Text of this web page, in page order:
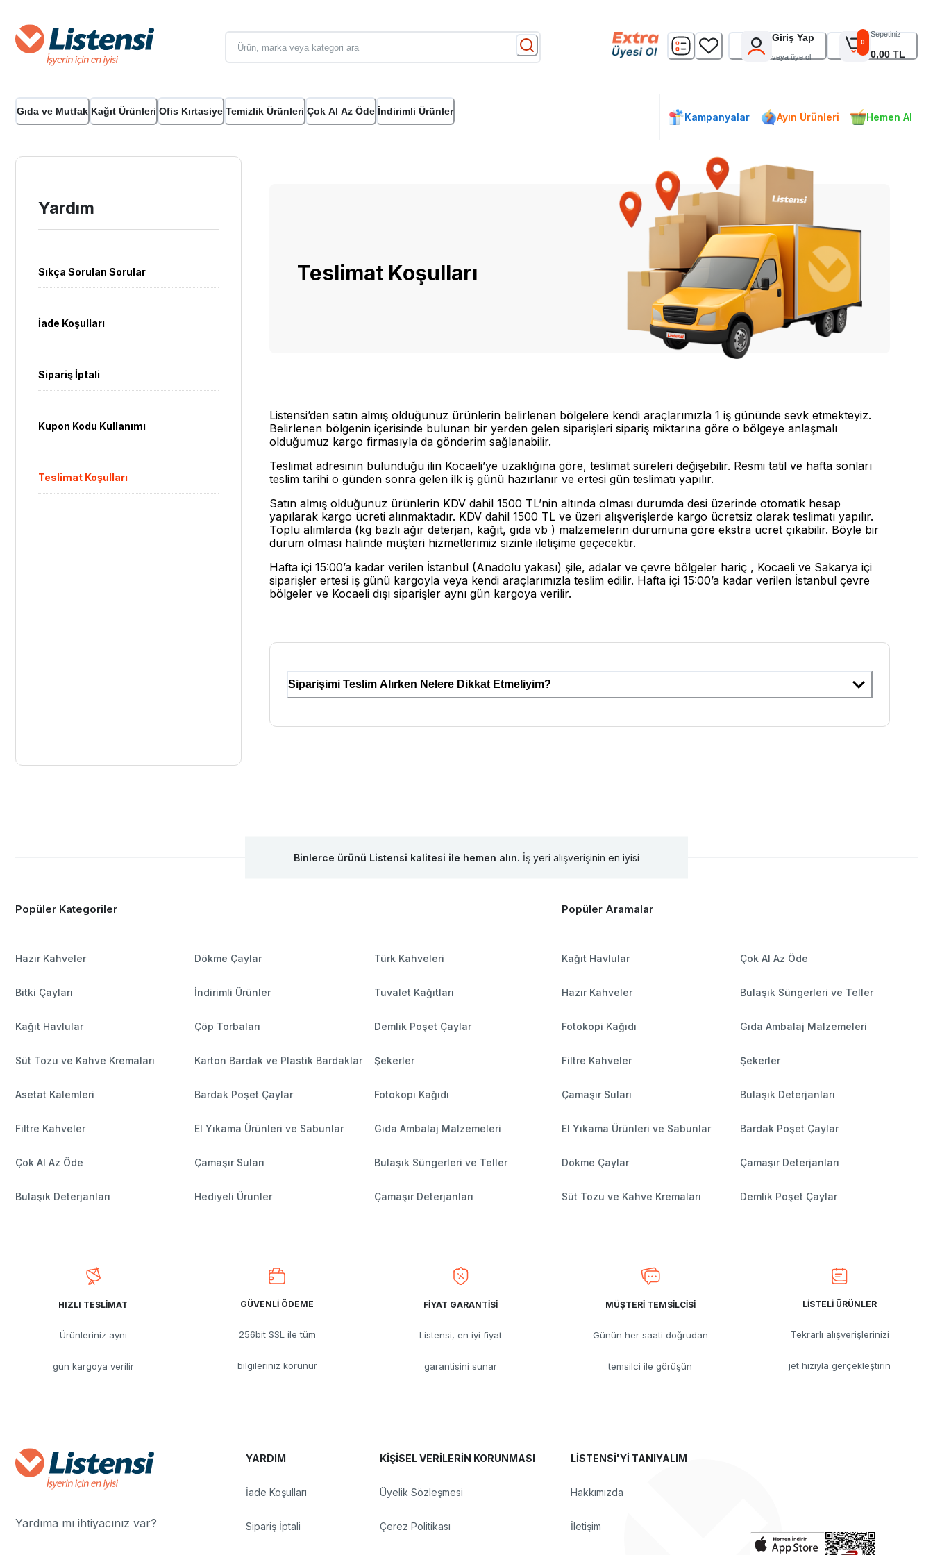
Giriş Yap
veya üye ol
0
Sepetiniz
0,00 TL
Gıda ve Mutfak Kağıt Ürünleri Ofis Kırtasiye Temizlik Ürünleri Çok Al Az Öde İndirimli Ürünler Kampanyalar Ayın Ürünleri Hemen Al
Yardım
Sıkça Sorulan Sorular
İade Koşulları
Sipariş İptali
Kupon Kodu Kullanımı
Teslimat Koşulları
Teslimat Koşulları
Listensi’den satın almış olduğunuz ürünlerin belirlenen bölgelere kendi araçlarımızla 1 iş gününde sevk etmekteyiz.
Belirlenen bölgenin içerisinde bulunan bir yerden gelen siparişleri sipariş miktarına göre o bölgeye anlaşmalı
olduğumuz kargo firmasıyla da gönderim sağlanabilir.
Teslimat adresinin bulunduğu ilin Kocaeli’ye uzaklığına göre, teslimat süreleri değişebilir. Resmi tatil ve hafta sonları
teslim tarihi o günden sonra gelen ilk iş günü hazırlanır ve ertesi gün teslimatı yapılır.
Satın almış olduğunuz ürünlerin KDV dahil 1500 TL’nin altında olması durumda desi üzerinde otomatik hesap
yapılarak kargo ücreti alınmaktadır. KDV dahil 1500 TL ve üzeri alışverişlerde kargo ücretsiz olarak teslimatı yapılır.
Toplu alımlarda (kg bazlı ağır deterjan, kağıt, gıda vb ) malzemelerin durumuna göre ekstra ücret çıkabilir. Böyle bir
durum olması halinde müşteri hizmetlerimiz sizinle iletişime geçecektir.
Hafta içi 15:00’a kadar verilen İstanbul (Anadolu yakası) şile, adalar ve çevre bölgeler hariç , Kocaeli ve Sakarya içi
siparişler ertesi iş günü kargoyla veya kendi araçlarımızla teslim edilir. Hafta içi 15:00’a kadar verilen İstanbul çevre
bölgeler ve Kocaeli dışı siparişler aynı gün kargoya verilir.
Siparişimi Teslim Alırken Nelere Dikkat Etmeliyim?
Binlerce ürünü Listensi kalitesi ile hemen alın. İş yeri alışverişinin en iyisi
Popüler Kategoriler Popüler Aramalar
Hazır Kahveler Dökme Çaylar Türk Kahveleri
Bitki Çayları İndirimli Ürünler Tuvalet Kağıtları
Kağıt Havlular Çöp Torbaları Demlik Poşet Çaylar
Süt Tozu ve Kahve Kremaları Karton Bardak ve Plastik Bardaklar Şekerler
Asetat Kalemleri Bardak Poşet Çaylar Fotokopi Kağıdı
Filtre Kahveler El Yıkama Ürünleri ve Sabunlar Gıda Ambalaj Malzemeleri
Çok Al Az Öde Çamaşır Suları Bulaşık Süngerleri ve Teller
Bulaşık Deterjanları Hediyeli Ürünler Çamaşır Deterjanları
Kağıt Havlular Çok Al Az Öde
Hazır Kahveler Bulaşık Süngerleri ve Teller
Fotokopi Kağıdı Gıda Ambalaj Malzemeleri
Filtre Kahveler Şekerler
Çamaşır Suları Bulaşık Deterjanları
El Yıkama Ürünleri ve Sabunlar Bardak Poşet Çaylar
Dökme Çaylar Çamaşır Deterjanları
Süt Tozu ve Kahve Kremaları Demlik Poşet Çaylar
HIZLI TESLİMAT
Ürünleriniz aynı
gün kargoya verilir
GÜVENLİ ÖDEME
256bit SSL ile tüm
bilgileriniz korunur
FİYAT GARANTİSİ
Listensi, en iyi fiyat
garantisini sunar
MÜŞTERİ TEMSİLCİSİ
Günün her saati doğrudan
temsilci ile görüşün
LİSTELİ ÜRÜNLER
Tekrarlı alışverişlerinizi
jet hızıyla gerçekleştirin
Yardıma mı ihtiyacınız var?
YARDIM
İade Koşulları
Sipariş İptali
KİŞİSEL VERİLERİN KORUNMASI
Üyelik Sözleşmesi
Çerez Politikası
LİSTENSİ'Yİ TANIYALIM
Hakkımızda
İletişim